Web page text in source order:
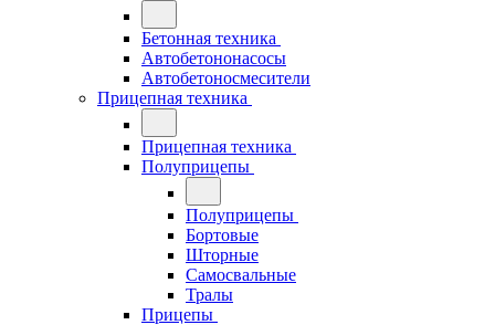
Бетонная техника
Автобетононасосы
Автобетоносмесители
Прицепная техника
Прицепная техника
Полуприцепы
Полуприцепы
Бортовые
Шторные
Самосвальные
Тралы
Прицепы